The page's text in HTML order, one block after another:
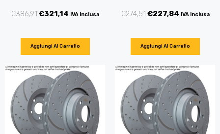
€386,91€321,14 IVA inclusa
Aggiungi Al Carrello
€274,51€227,84 IVA inclusa
Aggiungi Al Carrello